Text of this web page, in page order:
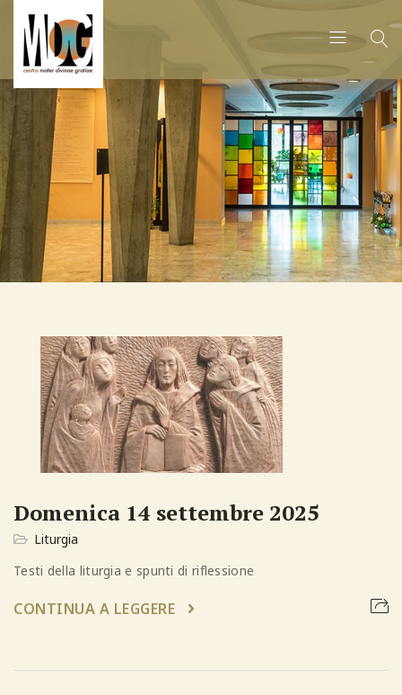
Domenica 14 settembre 2025
Liturgia
Testi della liturgia e spunti di riflessione
CONTINUA A LEGGERE